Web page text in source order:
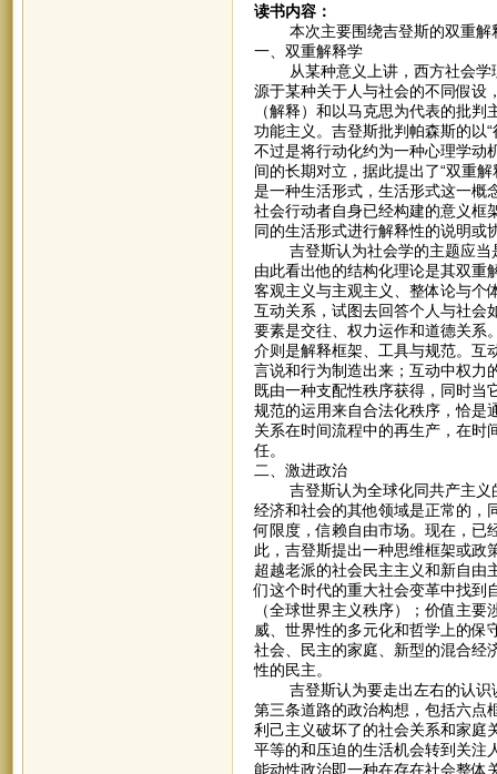
读书内容：
本次主要围绕吉登斯的双重解
一、双重解释学
从某种意义上讲，西方社会学理
源于某种关于人与社会的不同假设
（解释）和以马克思为代表的批
功能主义。吉登斯批判帕森斯的以
不过是将行动化约为一种心理学动
间的长期对立，据此提出了“双重
是一种生活形式，生活形式这一
社会行动者自身已经构建的意义框
同的生活形式进行解释性的说明或
吉登斯认为社会学的主题应当是
由此看出他的结构化理论是其双重
客观主义与主观主义、整体论与个
互动关系，试图去回答个人与社会
要素是交往、权力运作和道德关系
介则是解释框架、工具与规范。互
言说和行为制造出来；互动中权力
既由一种支配性秩序获得，同时当
规范的运用来自合法化秩序，恰是
关系在时间流程中的再生产，在时
任。
二、激进政治
吉登斯认为全球化同共产主义的
经济和社会的其他领域是正常的，
何限度，信赖自由市场。现在，已
此，吉登斯提出一种思维框架或政
超越老派的社会民主主义和新自由
们这个时代的重大社会变革中找到
（全球世界主义秩序）；价值主
威、世界性的多元化和哲学上的保
社会、民主的家庭、新型的混合经
性的民主。
吉登斯认为要走出左右的认识误
第三条道路的政治构想，包括六点
利己主义破坏了的社会关系和家庭
平等的和压迫的生活机会转到关注
能动性政治即一种在存在社会整体